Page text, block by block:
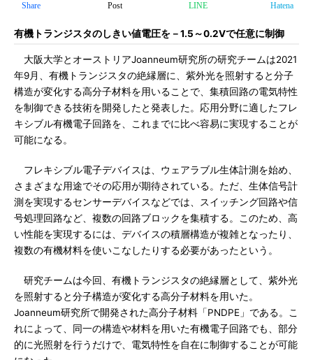
Share Post LINE Hatena
有機トランジスタのしきい値電圧を－1.5～0.2Vで任意に制御
大阪大学とオーストリアJoanneum研究所の研究チームは2021
年9月、有機トランジスタの絶縁層に、紫外光を照射すると分子
構造が変化する高分子材料を用いることで、集積回路の電気特性
を制御できる技術を開発したと発表した。応用分野に適したフレ
キシブル有機電子回路を、これまでに比べ容易に実現することが
可能になる。
フレキシブル電子デバイスは、ウェアラブル生体計測を始め、
さまざまな用途でその応用が期待されている。ただ、生体信号計
測を実現するセンサーデバイスなどでは、スイッチング回路や信
号処理回路など、複数の回路ブロックを集積する。このため、高
い性能を実現するには、デバイスの積層構造が複雑となったり、
複数の有機材料を使いこなしたりする必要があったという。
研究チームは今回、有機トランジスタの絶縁層として、紫外光
を照射すると分子構造が変化する高分子材料を用いた。
Joanneum研究所で開発された高分子材料「PNDPE」である。こ
れによって、同一の構造や材料を用いた有機電子回路でも、部分
的に光照射を行うだけで、電気特性を自在に制御することが可能